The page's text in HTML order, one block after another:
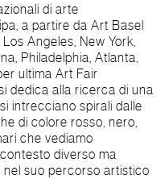
di arte
a partire da Art Basel
Angeles, New York,
Philadelphia, Atlanta,
ultima Art Fair
dedica alla ricerca di una
intrecciano spirali dalle
di colore rosso, nero,
che vediamo
diverso ma
suo percorso artistico